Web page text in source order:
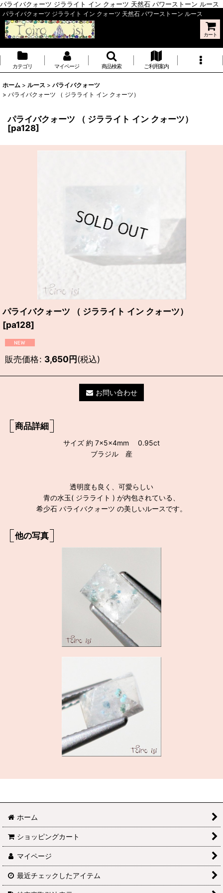
パライバクォーツ ジラライト イン クォーツ 天然石 パワーストーン ルース
パライバクォーツ ジラライト イン クォーツ 天然石 パワーストーン ルース
カート
カテゴリ マイページ 商品検索 ご利用案内
ホーム > ルース > パライバクォーツ
> パライバクォーツ （ ジラライト イン クォーツ）
パライバクォーツ （ ジラライト イン クォーツ）
[pa128]
パライバクォーツ （ ジラライト イン クォーツ）
[pa128]
販売価格: 3,650円(税込)
お問い合わせ
商品詳細
サイズ 約 7×5×4mm 0.95ct
ブラジル 産
透明度も良く、可愛らしい
青の水玉( ジラライト ) が内包されている、
希少石 パライバクォーツ の美しいルースです。
他の写真
ホーム
ショッピングカート
マイページ
最近チェックしたアイテム